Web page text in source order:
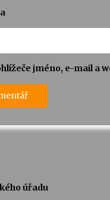
jméno, e-mail a
úřadu